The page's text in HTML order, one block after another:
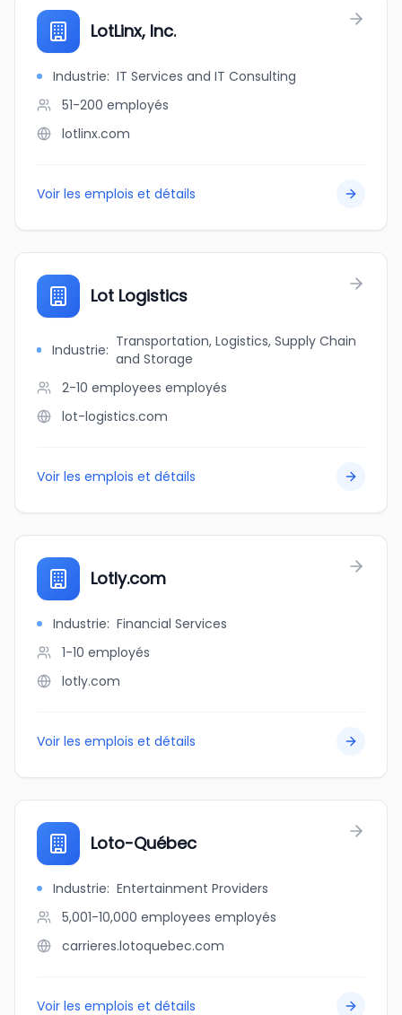
LotLinx, Inc.
Industrie: IT Services and IT Consulting
51-200 employés
lotlinx.com
Voir les emplois et détails
Lot Logistics
Industrie: Transportation, Logistics, Supply Chain
and Storage
2-10 employees employés
lot-logistics.com
Voir les emplois et détails
Lotly.com
Industrie: Financial Services
1-10 employés
lotly.com
Voir les emplois et détails
Loto-Québec
Industrie: Entertainment Providers
5,001-10,000 employees employés
carrieres.lotoquebec.com
Voir les emplois et détails